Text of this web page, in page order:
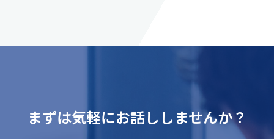
まずは気軽にお話ししませんか？